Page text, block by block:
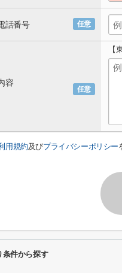
任意
話番号
任意
容
【
用規約及びプライバシーポリシー
条件から探す